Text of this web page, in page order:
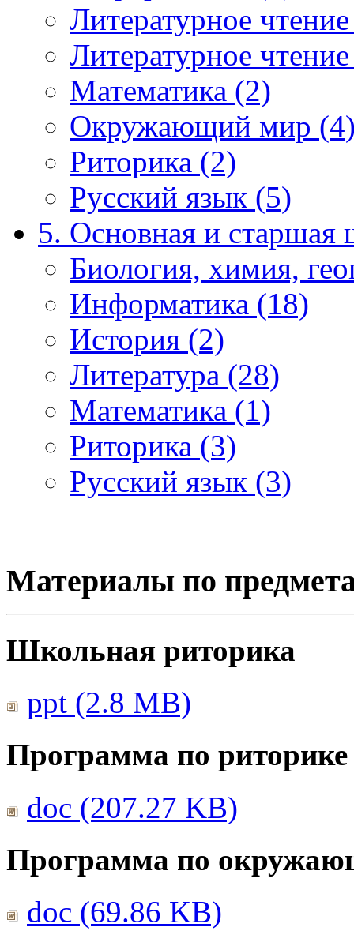
Литературное
Литературное
Математика (2)
Окружающий мир
Риторика (2)
Русский язык (5)
5. Основная и старшая
Биология, химия,
Информатика (18)
История (2)
Литература (28)
Математика (1)
Риторика (3)
Русский язык (3)
Материалы по
Школьная риторика
ppt (2.8 MB)
Программа по риторике
doc (207.27 KB)
Программа по
doc (69.86 KB)